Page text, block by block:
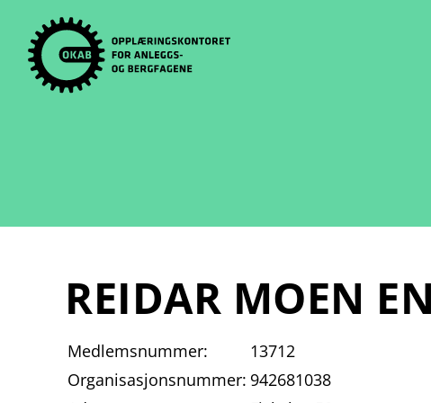
content
REIDAR MOEN
Medlemsnummer:
13712
Organisasjonsnummer: 942681038